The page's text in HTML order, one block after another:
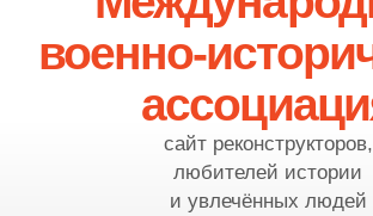
военно-
сайт реконструкторов,
любителей истории
и увлечённых людей